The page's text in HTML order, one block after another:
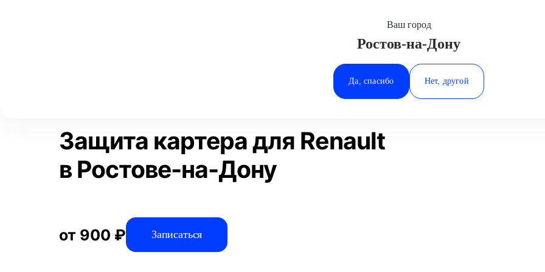
Минеральные Воды
Ростов-на-Дону
Ставрополь
Ваш город
Ростов-на-Дону
Да, спасибо Нет, другой
Установка дополнительного оборудования Защита картера
Статьи
Защита картера для Renault
в Ростове-на-Дону
от 900 ₽ Записаться